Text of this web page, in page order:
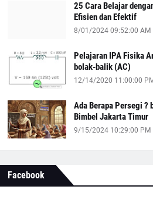
25 Cara Belajar
Efisien dan Efektif
8/01/2024 09:52:00 AM
Pelajaran IPA Fisika
bolak-balik (AC)
12/14/2020 11:00:00
Ada Berapa Persegi ?
Bimbel Jakarta Timur
9/15/2024 10:29:00 PM
Facebook